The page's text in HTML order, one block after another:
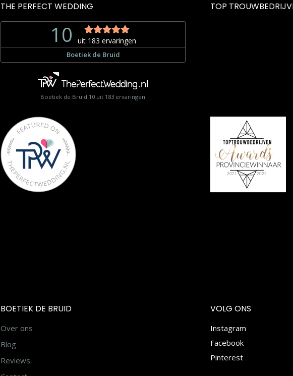
THE PERFECT WEDDING
Boetiek de Bruid 10uit 183ervaringen
TOP
BOETIEK DE BRUID
Over ons
Blog
Reviews
VOLG ONS
Instagram
Facebook
Pinterest